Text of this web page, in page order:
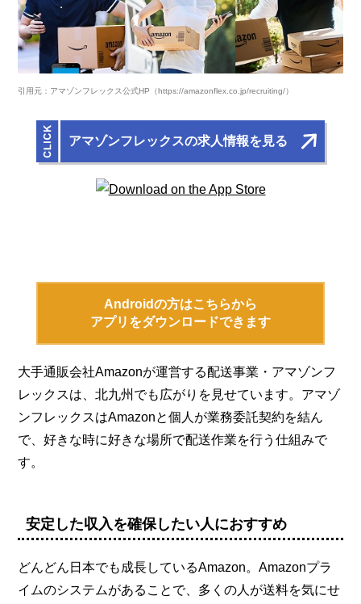
引用元：アマゾンフレックス公式HP（https://amazonflex.co.jp/recruiting/）
アマゾンフレックスの求人情報を見る
Androidの方はこちらから
アプリをダウンロードできます
大手通販会社Amazonが運営する配送事業・アマゾンフ
レックスは、北九州でも広がりを見せています。アマゾ
ンフレックスはAmazonと個人が業務委託契約を結ん
で、好きな時に好きな場所で配送作業を行う仕組みで
す。
安定した収入を確保したい人におすすめ
どんどん日本でも成長しているAmazon。Amazonプラ
イムのシステムがあることで、多くの人が送料を気にせ